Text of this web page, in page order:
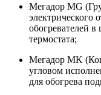
Мегадор MG
электрического
обогревателей
термостата;
Мегадор MK
угловом
для обогрева